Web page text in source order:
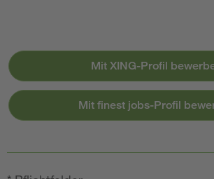
Mit XING-Profil
Mit finest jobs-Profil